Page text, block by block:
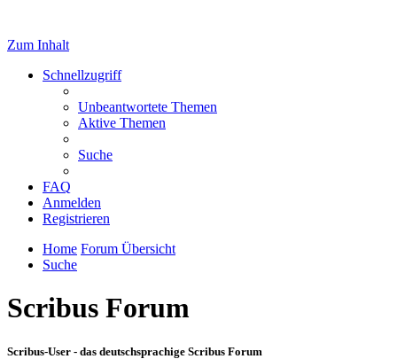
Zum Inhalt
Schnellzugriff
Unbeantwortete Themen
Aktive Themen
Suche
FAQ
Anmelden
Registrieren
Home Forum Übersicht
Suche
Scribus Forum
Scribus-User - das deutschsprachige Scribus Forum